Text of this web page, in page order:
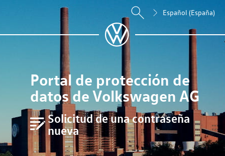
Español (España)
Portal de protección de
datos de Volkswagen AG
Solicitud de una contraseña
nueva